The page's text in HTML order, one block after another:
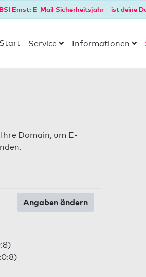
Ernst: E-Mail-Sicherheitsjahr – ist deine
Start Service Informationen
Domain, um E-
Angaben ändern